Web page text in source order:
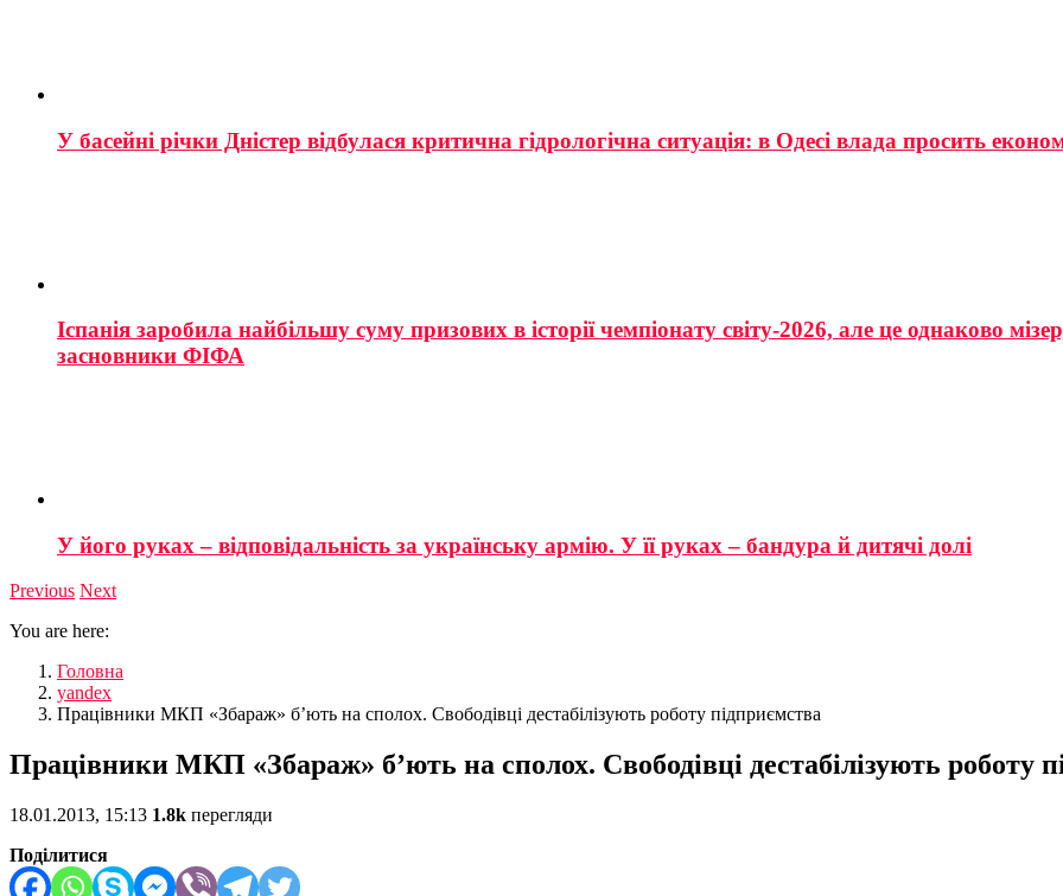
У басейні річки Дністер відбулася критична гідрологічна ситуація: в Одесі влада просить
Іспанія заробила найбільшу суму призових в історії чемпіонату світу-2026, але це однаково
засновники ФІФА
У його руках – відповідальність за українську армію. У її руках – бандура й дитячі долі
Previous Next
You are here:
Головна
yandex
Працівники МКП «Збараж» б’ють на сполох. Свободівці дестабілізують роботу підприємства
Працівники МКП «Збараж» б’ють на сполох. Свободівці дестабілізують роботу
18.01.2013, 15:13 1.8k перегляди
Поділитися